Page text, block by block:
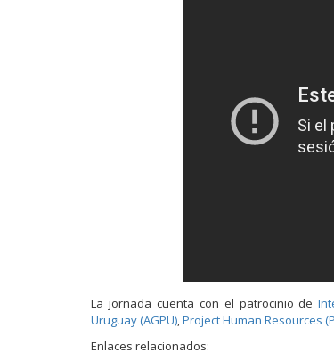
La jornada cuenta con el patrocinio de
Uruguay (AGPU),Project Human Resources
Enlaces relacionados: